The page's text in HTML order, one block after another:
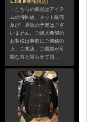
5,280,000円(税込)
・こちらの商品はアイテ
ムの特性故、ネット販売
及び、通販の予定はござ
いません。ご購入希望の
お客様は事前にご連絡の
上、ご来店、ご商談が可
能な方と限らせて頂…